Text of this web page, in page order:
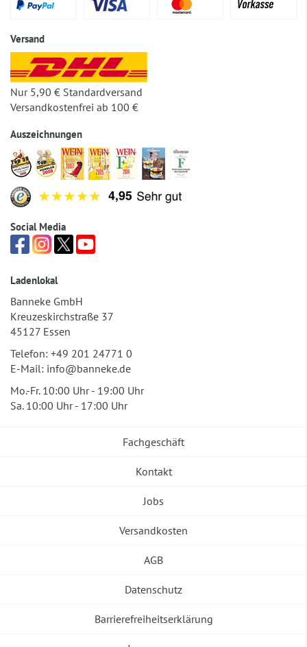
Versand
Nur 5,90 € Standardversand
Versandkostenfrei ab 100 €
Auszeichnungen
Social Media
Ladenlokal
Banneke GmbH
Kreuzeskirchstraße 37
45127 Essen
Telefon: +49 201 24771 0
E-Mail: info@banneke.de
Mo.-Fr. 10:00 Uhr - 19:00 Uhr
Sa. 10:00 Uhr - 17:00 Uhr
Fachgeschäft
Kontakt
Jobs
Versandkosten
AGB
Datenschutz
Barrierefreiheitserklärung